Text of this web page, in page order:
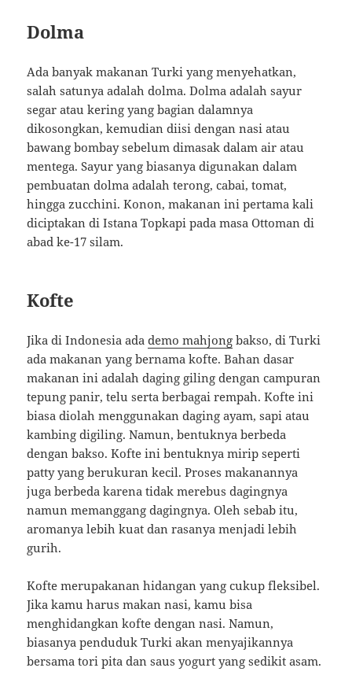
Dolma
Ada banyak makanan Turki yang menyehatkan,
salah satunya adalah dolma. Dolma adalah sayur
segar atau kering yang bagian dalamnya
dikosongkan, kemudian diisi dengan nasi atau
bawang bombay sebelum dimasak dalam air atau
mentega. Sayur yang biasanya digunakan dalam
pembuatan dolma adalah terong, cabai, tomat,
hingga zucchini. Konon, makanan ini pertama kali
diciptakan di Istana Topkapi pada masa Ottoman di
abad ke-17 silam.
Kofte
Jika di Indonesia adademo mahjong bakso, di Turki
ada makanan yang bernama kofte. Bahan dasar
makanan ini adalah daging giling dengan campuran
tepung panir, telu serta berbagai rempah. Kofte ini
biasa diolah menggunakan daging ayam, sapi atau
kambing digiling. Namun, bentuknya berbeda
dengan bakso. Kofte ini bentuknya mirip seperti
patty yang berukuran kecil. Proses makanannya
juga berbeda karena tidak merebus dagingnya
namun memanggang dagingnya. Oleh sebab itu,
aromanya lebih kuat dan rasanya menjadi lebih
gurih.
Kofte merupakanan hidangan yang cukup fleksibel.
Jika kamu harus makan nasi, kamu bisa
menghidangkan kofte dengan nasi. Namun,
biasanya penduduk Turki akan menyajikannya
bersama tori pita dan saus yogurt yang sedikit asam.